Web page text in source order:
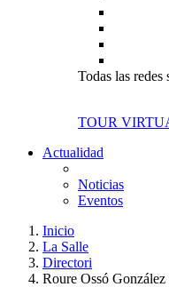
Todas las
TOUR
Actualidad
Noticias
Eventos
Inicio
La Salle
Directori
Roure Ossó González